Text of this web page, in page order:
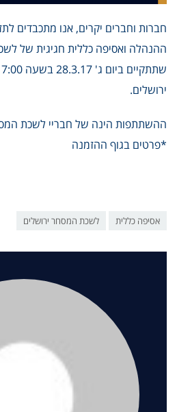
חברות וחברים יקרים, אנו מתכבדים
ההנהלה ואסיפה כללית חגיגית של
ירושלים.
ההשתתפות הינה של חבריי לשכת
*פרטים בגוף ההזמנה
אסיפה כללית לשכת המסחר ירושלים